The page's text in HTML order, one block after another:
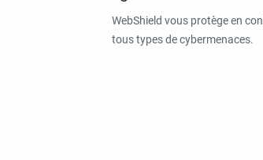
WebShield vous protège en
tous types de cybermenaces.